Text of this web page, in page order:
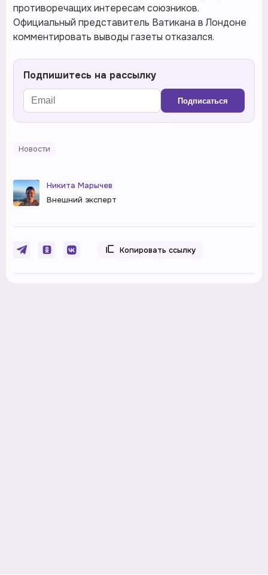
противоречащих интересам союзников.
Официальный представитель Ватикана в Лондоне
комментировать выводы газеты отказался.
Подпишитесь на рассылку
Подписаться
Новости
Никита Марычев
Внешний эксперт
Копировать ссылку